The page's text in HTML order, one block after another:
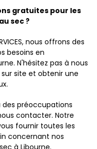
gratuites pour les
sec ?
nous offrons des
besoins en
N'hésitez pas à nous
site et obtenir une
des préoccupations
contacter. Notre
fournir toutes les
concernant nos
à Libourne.